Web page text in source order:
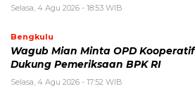
Selasa, 4 Agu 2026 - 18:53 WIB
Bengkulu
Wagub Mian Minta OPD Kooperatif
Dukung Pemeriksaan BPK RI
Selasa, 4 Agu 2026 - 17:52 WIB